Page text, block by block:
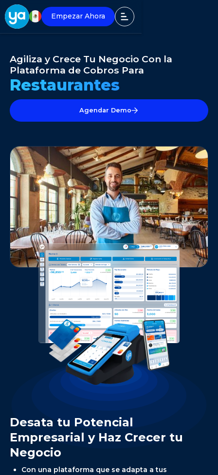
Empezar Ahora
Agiliza y Crece Tu Negocio Con la
Plataforma de Cobros Para
Restaurantes
Agendar Demo
Desata tu Potencial
Empresarial y Haz Crecer tu
Negocio
Con una plataforma que se adapta a tus